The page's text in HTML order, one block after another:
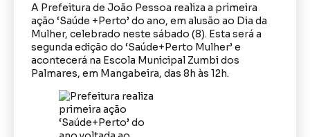
A Prefeitura de João Pessoa realiza a primeira
ação ‘Saúde +Perto’ do ano, em alusão ao Dia da
Mulher, celebrado neste sábado (8). Esta será a
segunda edição do ‘Saúde+Perto Mulher’ e
acontecerá na Escola Municipal Zumbi dos
Palmares, em Mangabeira, das 8h às 12h.